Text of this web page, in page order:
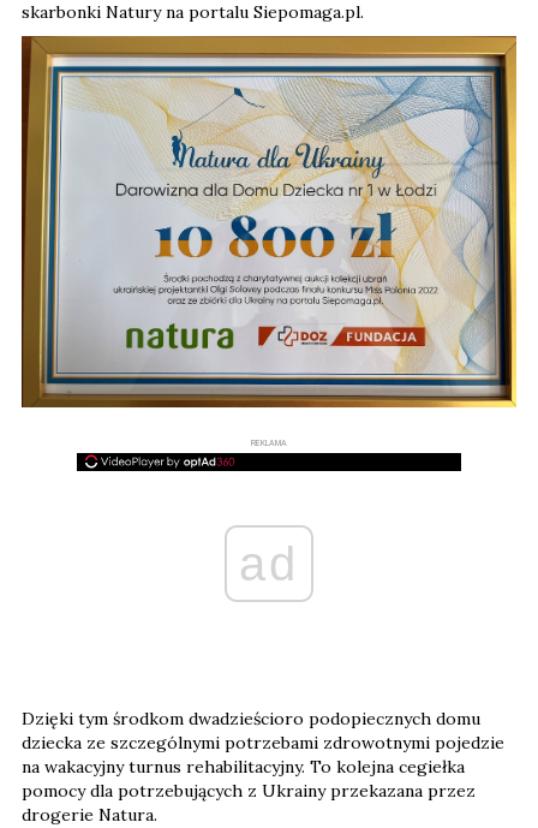
skarbonki Natury na portalu Siepomaga.pl.
REKLAMA
ad
Dzięki tym środkom dwadzieścioro podopiecznych domu
dziecka ze szczególnymi potrzebami zdrowotnymi pojedzie
na wakacyjny turnus rehabilitacyjny. To kolejna cegiełka
pomocy dla potrzebujących z Ukrainy przekazana przez
drogerie Natura.